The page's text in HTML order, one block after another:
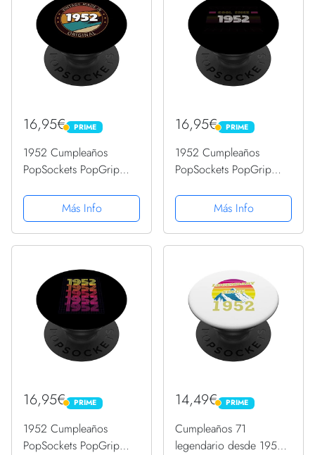
16,95€ PRIME
PRIME
1952 Cumpleaños
PopSockets PopGrip
Más Info
16,95€ PRIME
PRIME
1952 Cumpleaños
PopSockets PopGrip
Más Info
16,95€ PRIME
PRIME
1952 Cumpleaños
PopSockets PopGrip
14,49€ PRIME
PRIME
Cumpleaños 71
legendario desde 1952